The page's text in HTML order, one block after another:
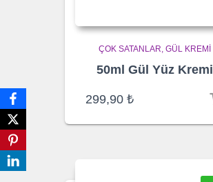
ÇOK SATANLAR GÜL KREMI
50ml Gül Yüz Kremi
299,90 ₺